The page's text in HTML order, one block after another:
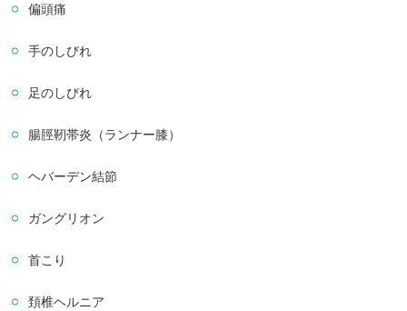
偏頭痛
手のしびれ
足のしびれ
腸脛靭帯炎（ランナー膝）
ヘバーデン結節
ガングリオン
首こり
頚椎ヘルニア